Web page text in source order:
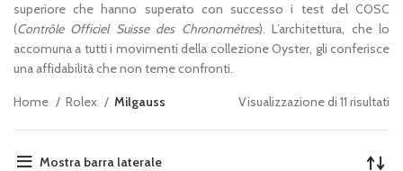
superiore che hanno superato con successo i test del COSC
(Contrôle Officiel Suisse des Chronomètres). L’architettura, che lo
accomuna a tutti i movimenti della collezione Oyster, gli conferisce
una affidabilità che non teme confronti.
Home Rolex Milgauss Visualizzazione di 11 risultati
Mostra barra laterale